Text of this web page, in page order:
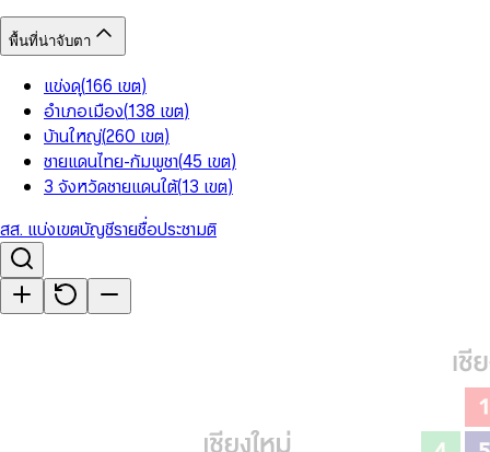
พื้นที่น่าจับตา
แข่งดุ(166 เขต)
อำเภอเมือง(138 เขต)
บ้านใหญ่(260 เขต)
ชายแดนไทย-กัมพูชา(45 เขต)
3 จังหวัดชายแดนใต้(13 เขต)
สส. แบ่งเขตบัญชีรายชื่อประชามติ